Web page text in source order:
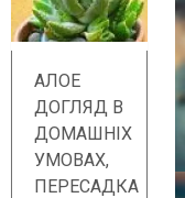
АЛОЕ
ДОГЛЯД В
ДОМАШНІХ
УМОВАХ,
ПЕРЕСАДКА